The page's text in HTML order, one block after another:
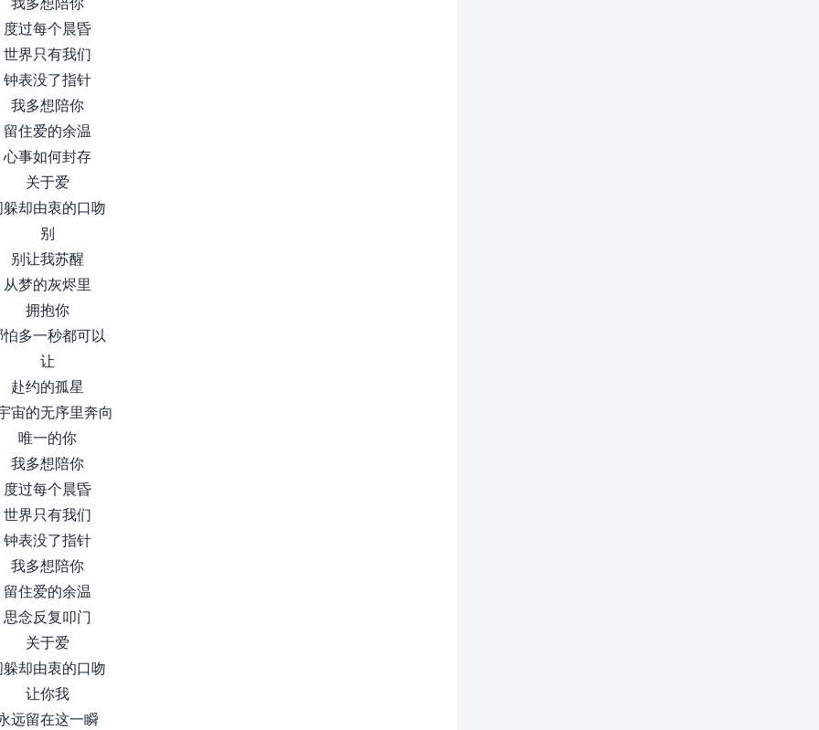
度过每个晨昏
世界只有我们
钟表没了指针
我多想陪你
留住爱的余温
心事如何封存
关于爱
却由衷的口吻
别
别让我苏醒
从梦的灰烬里
拥抱你
多一秒都可以
让
赴约的孤星
宙的无序里奔向
唯一的你
我多想陪你
度过每个晨昏
世界只有我们
钟表没了指针
我多想陪你
留住爱的余温
思念反复叩门
关于爱
却由衷的口吻
让你我
远留在这一瞬